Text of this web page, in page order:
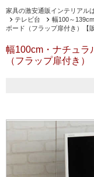
家具の激安通販インテリアル
テレビ台
幅100～139cm
ボード（フラップ扉付き）【
幅100cm・ナチュラ
（フラップ扉付き）